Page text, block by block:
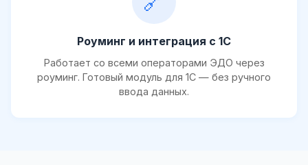
Роуминг и интеграция с 1С
Работает со всеми операторами ЭДО через
роуминг. Готовый модуль для 1С — без ручного
ввода данных.